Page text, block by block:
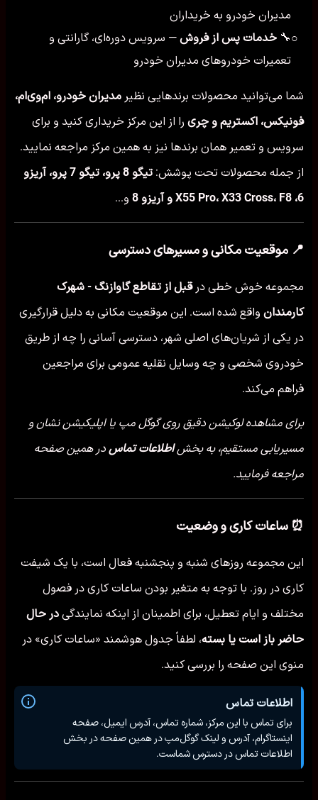
مدیران خودرو به خریداران
○
🔧 خدمات پس از فروش — سرویس دوره‌ای، گارانتی و
تعمیرات خودروهای مدیران خودرو
شما می‌توانید محصولات برندهایی نظیر مدیران خودرو، ام‌وی‌ام،
فونیکس، اکستریم و چری را از این مرکز خریداری کنید و برای
سرویس و تعمیر همان برندها نیز به همین مرکز مراجعه نمایید.
از جمله محصولات تحت پوشش:
تیگو 8 پرو، تیگو 7 پرو، آریزو
6، X55 Pro، X33 Cross، F8 و آریزو 8
و...
📍 موقعیت مکانی و مسیرهای دسترسی
مجموعه خوش خطی درقبل از تقاطع گاوازنگ - شهرک
کارمندان واقع شده است. این موقعیت مکانی به دلیل قرارگیری
در یکی از شریان‌های اصلی شهر، دسترسی آسانی را چه از طریق
خودروی شخصی و چه وسایل نقلیه عمومی برای مراجعین
فراهم می‌کند.
برای مشاهده لوکیشن دقیق روی گوگل مپ یا اپلیکیشن نشان و
مسیریابی مستقیم، به بخشاطلاعات تماس در همین صفحه
مراجعه فرمایید.
⏰ ساعات کاری و وضعیت
این مجموعه روزهای شنبه و پنجشنبه فعال است، با یک شیفت
کاری در روز. با توجه به متغیر بودن ساعات کاری در فصول
مختلف و ایام تعطیل، برای اطمینان از اینکه نمایندگی در حال
حاضر باز است یا بسته، لطفاً جدول هوشمند «ساعات کاری» در
منوی این صفحه را بررسی کنید.
اطلاعات تماس
برای تماس با این مرکز، شماره تماس، آدرس ایمیل، صفحه
اینستاگرام، آدرس و لینک گوگل‌مپ در همین صفحه در بخش
اطلاعات تماس در دسترس شماست.